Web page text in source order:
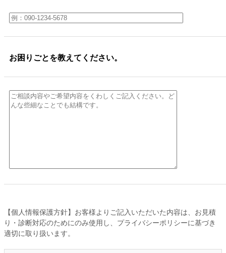
お困りごとを教えてください。
【個人情報保護方針】お客様よりご記入いただいた内容は、お見積
り・診断対応のためにのみ使用し、プライバシーポリシーに基づき
適切に取り扱います。